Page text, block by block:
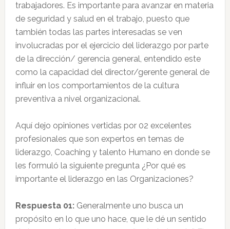
trabajadores. Es importante para avanzar en materia
de seguridad y salud en el trabajo, puesto que
también todas las partes interesadas se ven
involucradas por el ejercicio del liderazgo por parte
de la dirección/ gerencia general, entendido este
como la capacidad del director/gerente general de
influir en los comportamientos de la cultura
preventiva a nivel organizacional.
Aquí dejo opiniones vertidas por 02 excelentes
profesionales que son expertos en temas de
liderazgo, Coaching y talento Humano en donde se
les formuló la siguiente pregunta ¿Por qué es
importante el liderazgo en las Organizaciones?
Respuesta 01:Generalmente uno busca un
propósito en lo que uno hace, que le dé un sentido